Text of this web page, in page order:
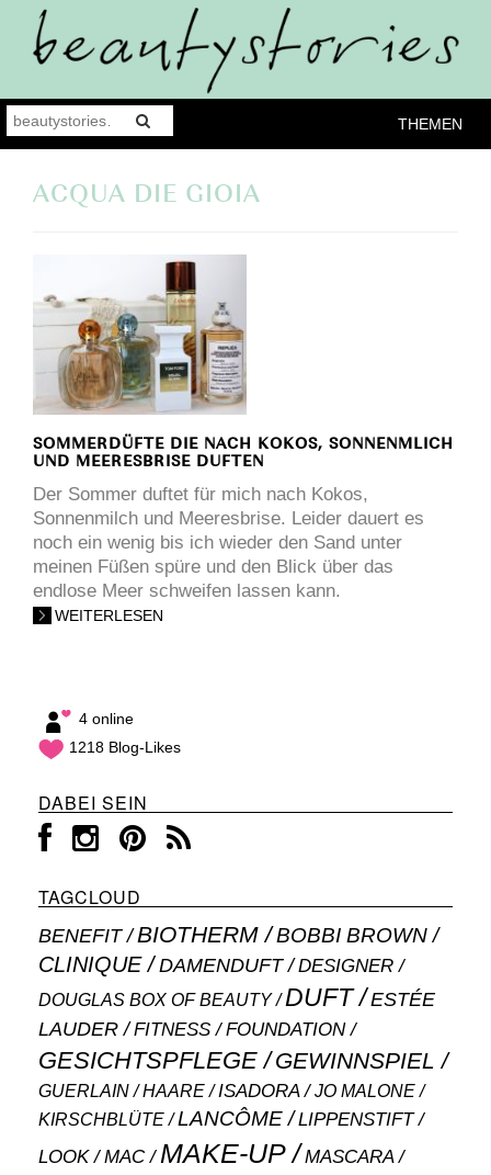
THEMEN
ACQUA DIE GIOIA
SOMMERDÜFTE DIE NACH KOKOS, SONNENMLICH
UND MEERESBRISE DUFTEN
Der Sommer duftet für mich nach Kokos,
Sonnenmilch und Meeresbrise. Leider dauert es
noch ein wenig bis ich wieder den Sand unter
meinen Füßen spüre und den Blick über das
endlose Meer schweifen lassen kann.
WEITERLESEN
4 online
1218 Blog-Likes
DABEI SEIN
TAGCLOUD
BENEFIT BIOTHERM BOBBI BROWN
CLINIQUE DAMENDUFT DESIGNER
DOUGLAS BOX OF BEAUTY DUFT
ESTÉE
LAUDER
FITNESS FOUNDATION
GESICHTSPFLEGE GEWINNSPIEL
GUERLAIN HAARE ISADORA JO MALONE
KIRSCHBLÜTE LANCÔME LIPPENSTIFT
LOOK MAC MAKE-UP MASCARA